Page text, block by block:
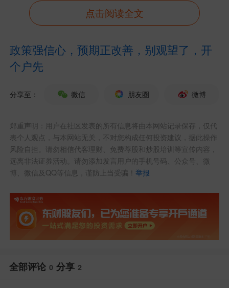
油、手机价格同比涨幅扩大，对冲了食
品、服务价格同比涨幅收窄带来的影响。5
月剔除变动较大的能源和食品价格，更能
反映基本物价水平的核心CPI同比为1.
1%，继续处于偏低水平，背后主要是当前
而5月PPI环比涨幅明显放缓，但在环
比延续上涨和去年同期基数下沉共同拉动
下，同比涨幅进一步扩大。5月PPI环比延
续上涨，主要原因是前期油价走高继续向
国内石油相关产业价格传导，全球AI投资
热潮推动芯片产业链及铜等有色金属价格
价格走高。不过，由于油价涨势趋缓，油
点击阅读全文
政策强信心，预期正改善，别观望了，开
个户先
分享至： 微信 朋友圈 微博
郑重声明：用户在社区发表的所有信息将由本网站记录保存，仅代
表个人观点，与本网站无关，不对您构成任何投资建议，据此操作
风险自担。请勿相信代客理财、免费荐股和炒股培训等宣传内容，
远离非法证券活动。请勿添加发言用户的手机号码、公众号、微
博、微信及QQ等信息，谨防上当受骗！举报
全部评论 0 分享 2